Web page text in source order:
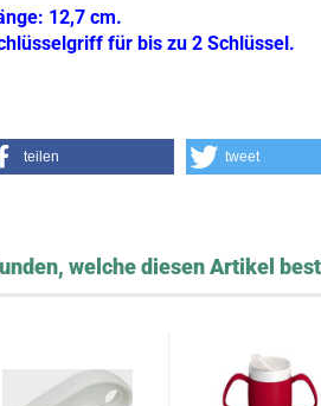
12,7 cm.
für bis zu 2 Schlüssel.
teilen tweet
welche diesen Artikel